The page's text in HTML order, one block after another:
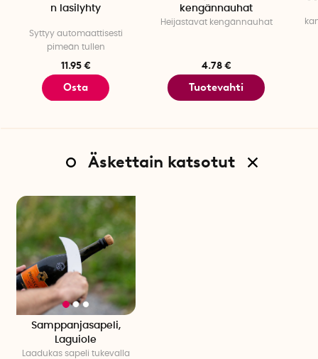
n lasilyhty
Syttyy automaattisesti
pimeän tullen
11.95 €
Osta
kengännauhat
Heijastavat kengännauhat
4.78 €
Tuotevahti
Äskettain katsotut
Samppanjasapeli,
Laguiole
Laadukas sapeli tukevalla